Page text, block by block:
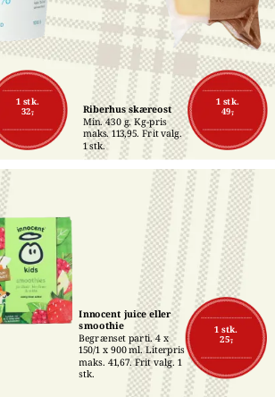
1 stk.
32,-
1 stk.
49,-
Riberhus skæreost
Min. 430 g. Kg-pris
maks. 113,95. Frit valg.
1 stk.
1 stk.
25,-
Innocent juice eller
smoothie
Begrænset parti. 4 x
150/1 x 900 ml. Literpris
maks. 41,67. Frit valg. 1
stk.